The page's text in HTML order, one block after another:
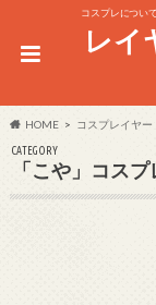
コスプレについ
レイ
HOME コスプレイヤー
CATEGORY
「こや」コス